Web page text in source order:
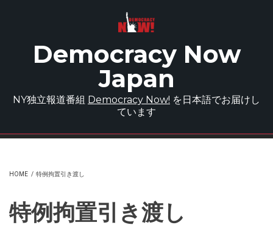
Democracy Now
Japan
NY独立報道番組 Democracy Now! を日本語でお届けし
ています
HOME / 特例拘置引き渡し
特例拘置引き渡し